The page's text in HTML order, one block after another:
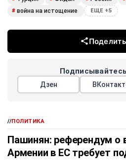
# война на истощение ЕЩЕ +5
Дзен
//ПОЛИТИКА
Пашинян: референдум о
Армении в ЕС требует